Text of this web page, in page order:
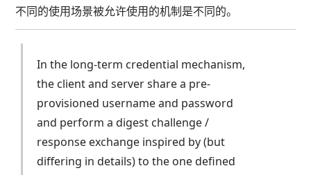
不同的使用场景被允许使用的机制是不同的。
In the long-term credential mechanism,
the client and server share a pre-
provisioned username and password
and perform a digest challenge /
response exchange inspired by (but
differing in details) to the one defined